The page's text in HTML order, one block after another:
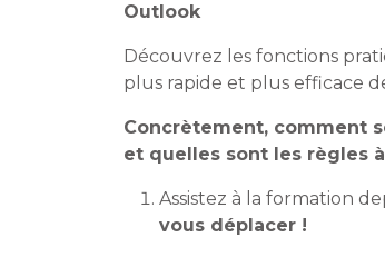
Outlook
Découvrez les fonctions
plus rapide et plus efficace
Concrètement, comment
et quelles sont les règles
Assistez à la formation
vous déplacer !